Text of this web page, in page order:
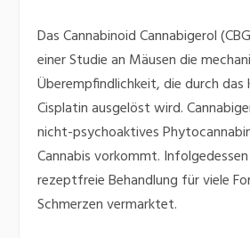
Das Cannabinoid Cannabigerol
einer Studie an Mäusen die
Überempfindlichkeit, die durch das
Cisplatin ausgelöst wird.
nicht-psychoaktives
Cannabis vorkommt.
rezeptfreie Behandlung für viele
Schmerzen vermarktet.